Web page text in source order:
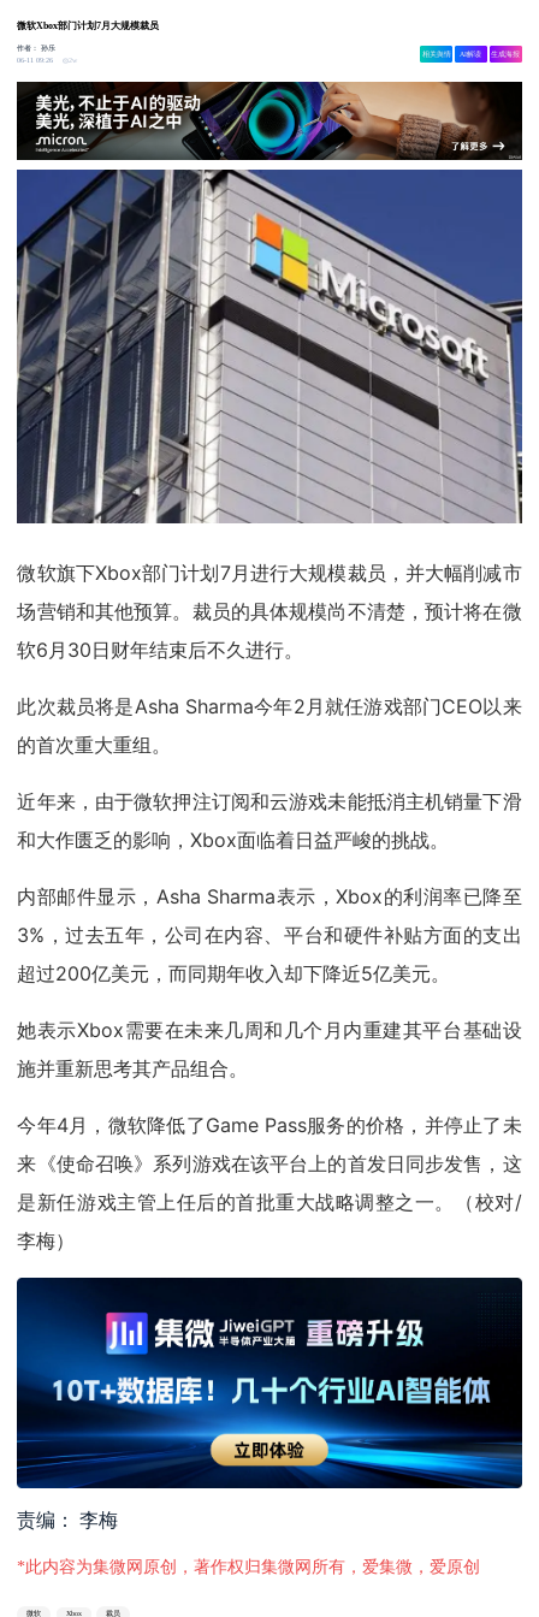
微软Xbox部门计划7月大规模裁员
作者：孙乐
06-11 09:26
2w
相关舆情 AI解读 生成海报
微软旗下Xbox部门计划7月进行大规模裁员，并大幅削减市
场营销和其他预算。裁员的具体规模尚不清楚，预计将在微
软6月30日财年结束后不久进行。
此次裁员将是Asha Sharma今年2月就任游戏部门CEO以来
的首次重大重组。
近年来，由于微软押注订阅和云游戏未能抵消主机销量下滑
和大作匮乏的影响，Xbox面临着日益严峻的挑战。
内部邮件显示，Asha Sharma表示，Xbox的利润率已降至
3%，过去五年，公司在内容、平台和硬件补贴方面的支出
超过200亿美元，而同期年收入却下降近5亿美元。
她表示Xbox需要在未来几周和几个月内重建其平台基础设
施并重新思考其产品组合。
今年4月，微软降低了Game Pass服务的价格，并停止了未
来《使命召唤》系列游戏在该平台上的首发日同步发售，这
是新任游戏主管上任后的首批重大战略调整之一。（校对/
李梅）
责编： 李梅
*此内容为集微网原创，著作权归集微网所有，爱集微，爱原创
微软 Xbox 裁员